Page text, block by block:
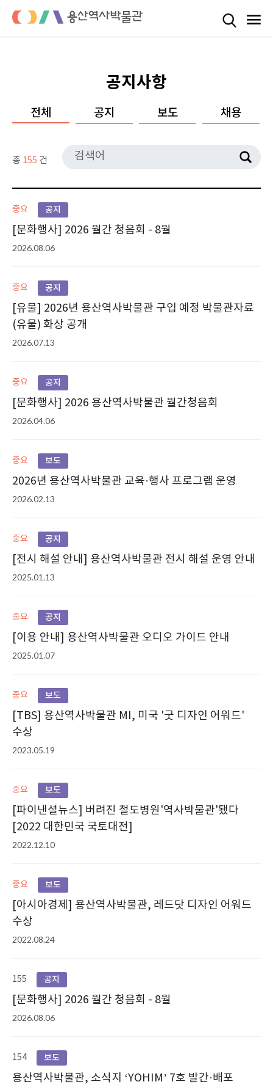
공지사항
전체 공지 보도 채용
총 155 건
중요 공지
[문화행사] 2026 월간 청음회 - 8월
2026.08.06
중요 공지
[유물] 2026년 용산역사박물관 구입 예정 박물관자료
(유물) 화상 공개
2026.07.13
중요 공지
[문화행사] 2026 용산역사박물관 월간청음회
2026.04.06
중요 보도
2026년 용산역사박물관 교육·행사 프로그램 운영
2026.02.13
중요 공지
[전시 해설 안내] 용산역사박물관 전시 해설 운영 안내
2025.01.13
중요 공지
[이용 안내] 용산역사박물관 오디오 가이드 안내
2025.01.07
중요 보도
[TBS] 용산역사박물관 MI, 미국 '굿 디자인 어워드'
수상
2023.05.19
중요 보도
[파이낸셜뉴스] 버려진 철도병원'역사박물관'됐다
[2022 대한민국 국토대전]
2022.12.10
중요 보도
[아시아경제] 용산역사박물관, 레드닷 디자인 어워드
수상
2022.08.24
155 공지
[문화행사] 2026 월간 청음회 - 8월
2026.08.06
154 보도
용산역사박물관, 소식지 ‘YOHIM’ 7호 발간·배포